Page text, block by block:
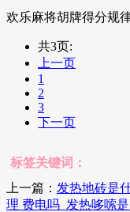
欢乐麻将胡牌得分规
共3页:
上一页
1
2
3
下一页
标签关键词：
上一篇： 发热地砖是
理 费电吗_发热哆嗦